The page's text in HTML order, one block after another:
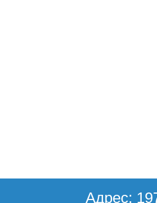
Адрес: